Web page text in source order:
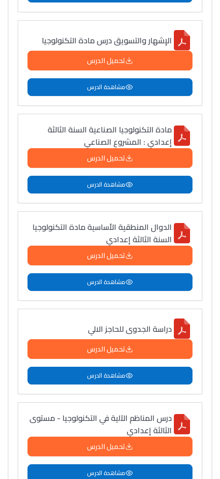
الإشهار والتسويق درس مادة التكنولوجيا
تحميل الدرس
مشاهدة الدرس
مادة التكنولوجيا الصناعية السنة الثالثة
إعدادي : المشروع الصناعي
تحميل الدرس
مشاهدة الدرس
الدوال المنطقية الأساسية مادة التكنولوجيا
السنة الثالثة إعدادي
تحميل الدرس
مشاهدة الدرس
دراسة الجدوى للحاجز الالي
تحميل الدرس
مشاهدة الدرس
درس المناظم الآلية في التكنولوجيا - مستوى
الثالثة إعدادي
تحميل الدرس
مشاهدة الدرس